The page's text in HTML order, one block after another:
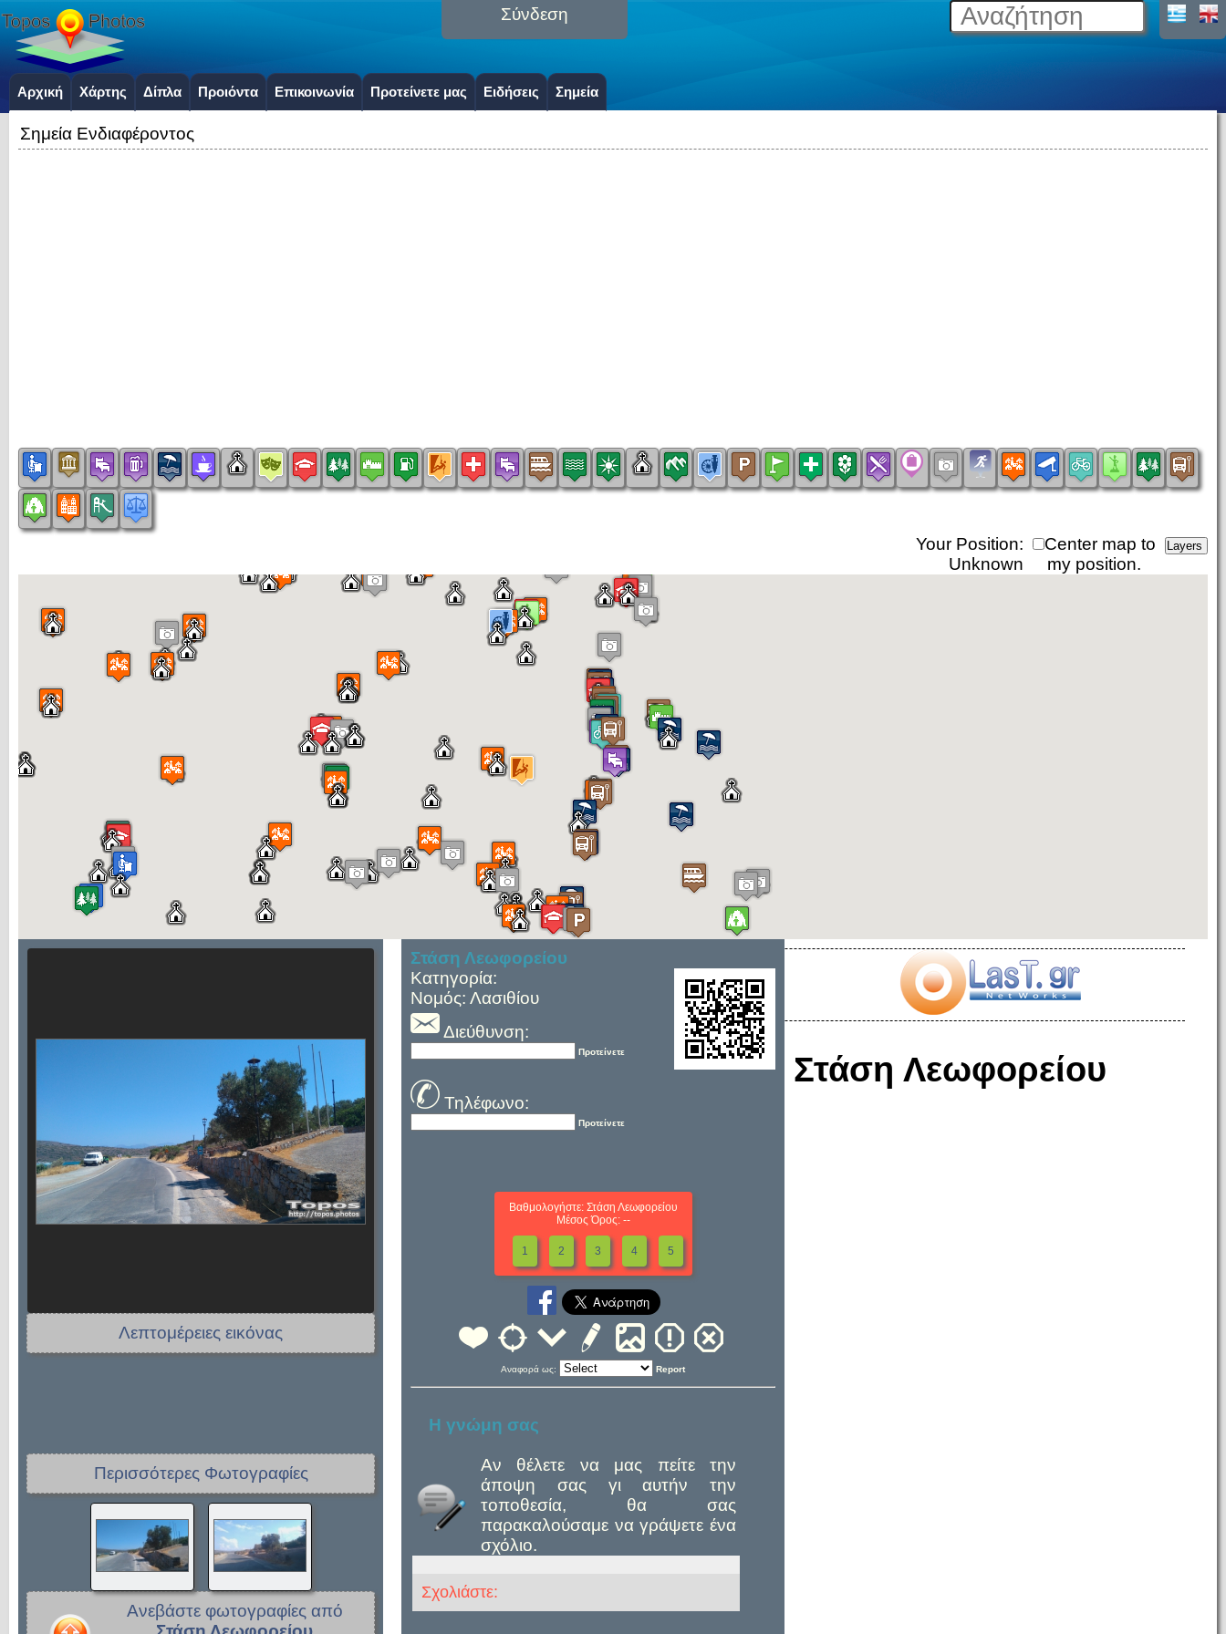
Σύνδεση
Αρχική Χάρτης Δίπλα Προιόντα Επικοινωνία Προτείνετε μας Ειδήσεις Σημεία
Σημεία Ενδιαφέροντος
Center map to
my position.
Your Position:
Unknown
Λεπτομέρειες εικόνας
Περισσότερες Φωτογραφίες
Ανεβάστε φωτογραφίες από
Στάση Λεωφορείου
Κατηγορία:
Νομός: Λασιθίου
Διεύθυνση:
Προτείνετε
Τηλέφωνο:
Προτείνετε
Βαθμολογήστε: Στάση Λεωφορείου
Μέσος Όρος: --
1 2 3 4 5
Αναφορά ως: Report
Η γνώμη σας
Αν θέλετε να μας πείτε την
άποψη σας γι αυτήν την
τοποθεσία, θα σας
παρακαλούσαμε να γράψετε ένα
σχόλιο.
Σχολιάστε:
Στάση Λεωφορείου